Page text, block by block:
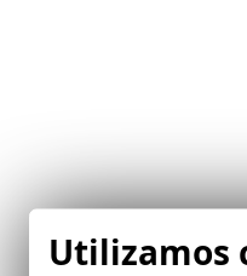
Utilizamos